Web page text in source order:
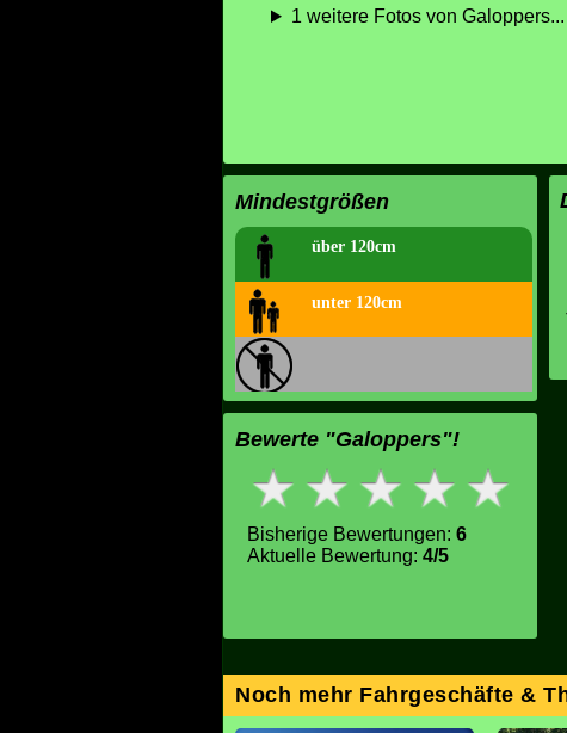
1 weitere Fotos von Galoppers...
Mindestgrößen
über 120cm
unter 120cm
Bewerte "Galoppers"!
Bisherige Bewertungen: 6
Aktuelle Bewertung: 4/5
Noch mehr Fahrgeschäfte &